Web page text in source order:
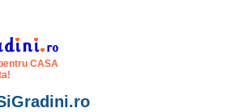
CASA